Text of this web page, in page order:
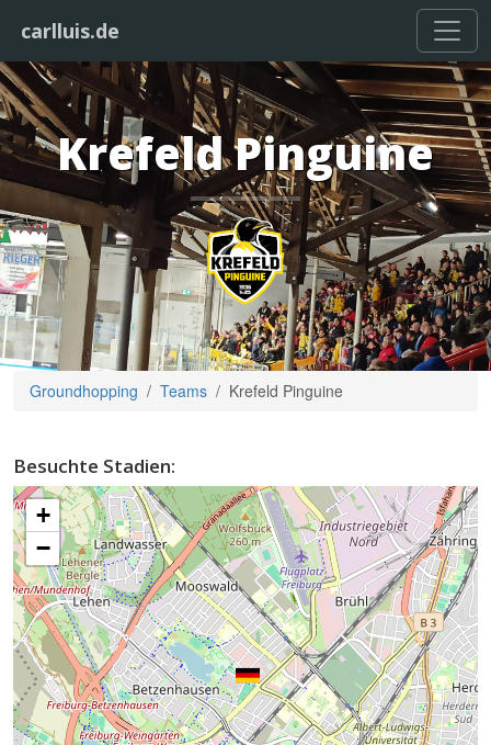
carlluis.de
Krefeld Pinguine
Groundhopping Teams Krefeld Pinguine
Besuchte Stadien:
+
−